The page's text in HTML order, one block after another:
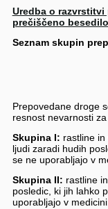
Uredba o
prečiščeno besedilo
Seznam skupin
Prepovedane droge
resnost nevarnosti za
Skupina I: rastline
ljudi zaradi hudih
se ne uporabljajo v
Skupina II: rastline
posledic, ki jih lahko
uporabljajo v